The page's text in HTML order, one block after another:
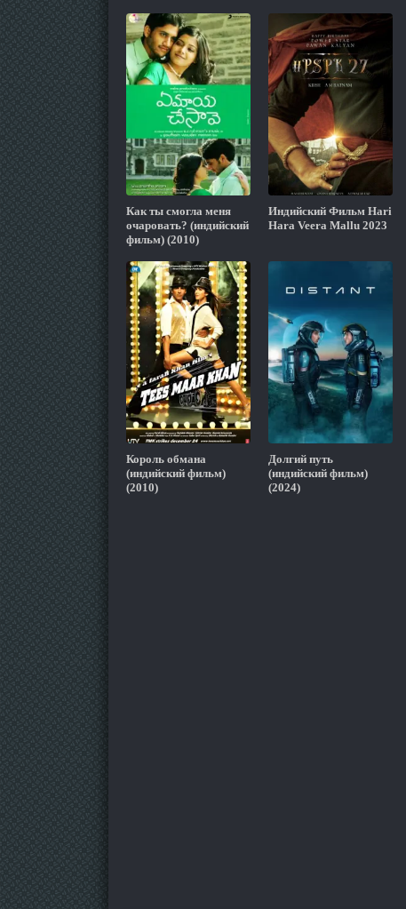
Как ты смогла меня
очаровать? (индийский
фильм) (2010)
Индийский Фильм Hari
Hara Veera Mallu 2023
Король обмана
(индийский фильм)
(2010)
Долгий путь
(индийский фильм)
(2024)